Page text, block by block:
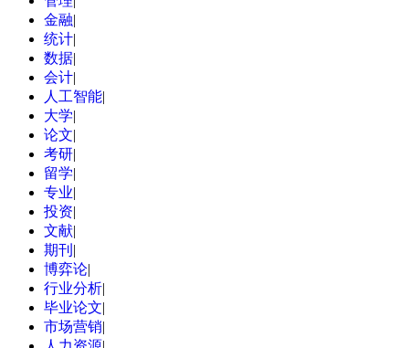
金融|
统计|
数据|
会计|
人工智能|
大学|
论文|
考研|
留学|
专业|
投资|
文献|
期刊 |
博弈论|
行业分析|
毕业论文|
市场营销|